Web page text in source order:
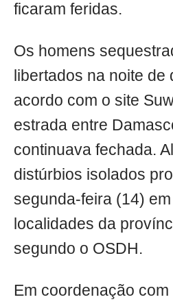
ficaram feridas.
Os homens
libertados na noite de
acordo com o site
estrada entre
continuava fechada.
distúrbios isolados
segunda-feira (14)
localidades da
segundo o OSDH.
Em coordenação